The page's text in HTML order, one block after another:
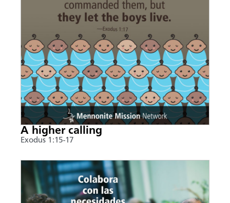
A higher calling
Exodus 1:15-17